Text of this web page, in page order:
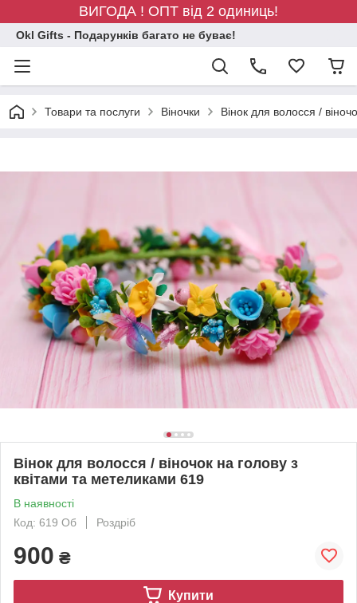
ВИГОДА ! ОПТ від 2 одиниць!
Okl Gifts - Подарунків багато не буває!
Товари та послуги Віночки Вінок для волосся /
Вінок для волосся / віночок на голову з
квітами та метеликами 619
В наявності
Код: 619 Об
Роздріб
900 ₴
Купити